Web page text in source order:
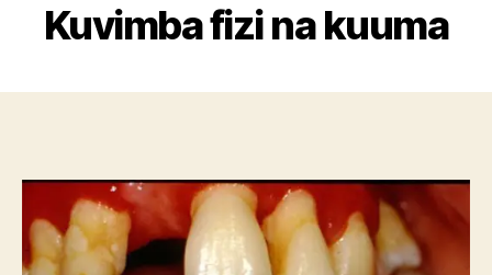
Kuvimba fizi na kuuma